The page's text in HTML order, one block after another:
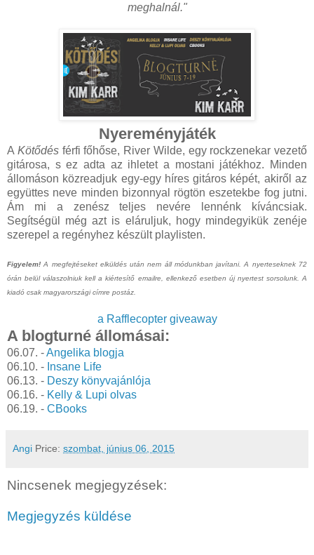
meghalnál."
Nyereményjáték
A Kötődésférfi főhőse, River Wilde, egy rockzenekar vezető
gitárosa, s ez adta az ihletet a mostani játékhoz. Minden
állomáson közreadjuk egy-egy híres gitáros képét, akiről az
együttes neve minden bizonnyal rögtön eszetekbe fog jutni.
Ám mi a zenész teljes nevére lennénk kíváncsiak.
Segítségül még azt is eláruljuk, hogy mindegyikük zenéje
szerepel a regényhez készült playlisten.
Figyelem! A megfejtéseket elküldés után nem áll módunkban javítani. A nyerteseknek 72
órán belül válaszolniuk kell a kiértesítő emailre, ellenkező esetben új nyertest sorsolunk. A
kiadó csak magyarországi címre postáz.
a Rafflecopter giveaway
A blogturné állomásai:
06.07. -Angelika blogja
06.10. - Insane Life
06.13. - Deszy könyvajánlója
06.16. - Kelly & Lupi olvas
06.19. - CBooks
Angi Price: szombat, június 06, 2015
Nincsenek megjegyzések:
Megjegyzés küldése